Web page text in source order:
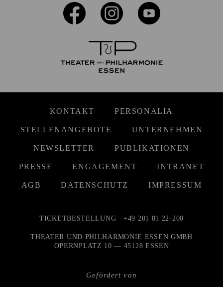
KONTAKT PERSONALIA
STELLENANGEBOTE UNTERNEHMEN
NEWSLETTER PUBLIKATIONEN
PRESSE ENGAGEMENT INTRANET
AGB DATENSCHUTZ IMPRESSUM
Gefördert von
TICKETBESTELLUNG +49 201 81 22-200
THEATER UND PHILHARMONIE ESSEN GMBH
OPERNPLATZ 10 — 45128 ESSEN